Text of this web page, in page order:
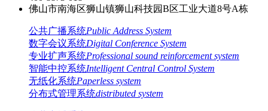
佛山市南海区狮山镇狮山科技园B区工业大道8号A栋
公共广播系统Public Address System
数字会议系统Digital Conference System
专业扩声系统Professional sound reinforcement system
智能中控系统Intelligent Central Control System
无纸化系统Paperless system
分布式管理系统distributed system